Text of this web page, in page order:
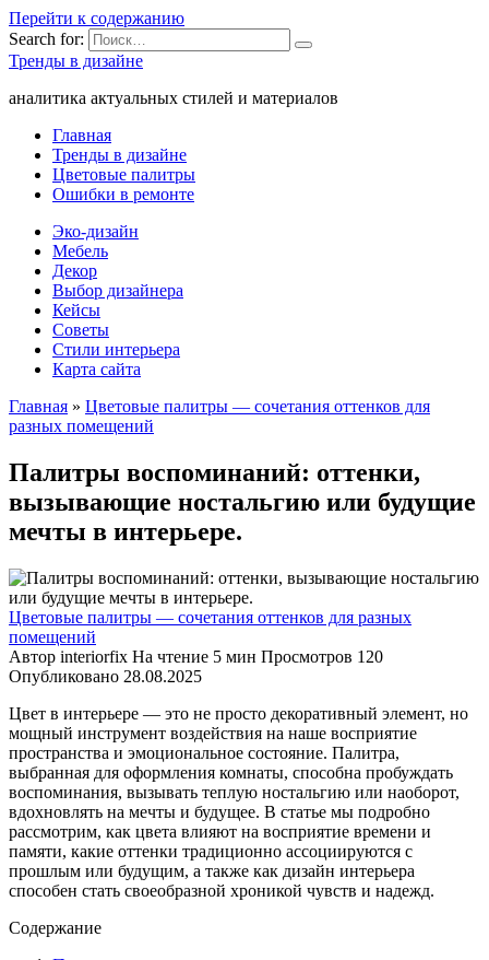
Перейти к содержанию
Search for:
Тренды в дизайне
аналитика актуальных стилей и материалов
Главная
Тренды в дизайне
Цветовые палитры
Ошибки в ремонте
Эко-дизайн
Мебель
Декор
Выбор дизайнера
Кейсы
Советы
Стили интерьера
Карта сайта
Главная » Цветовые палитры — сочетания оттенков для
разных помещений
Палитры воспоминаний: оттенки,
вызывающие ностальгию или будущие
мечты в интерьере.
Цветовые палитры — сочетания оттенков для разных
помещений
Автор interiorfix На чтение 5 мин Просмотров 120
Опубликовано 28.08.2025
Цвет в интерьере — это не просто декоративный элемент, но
мощный инструмент воздействия на наше восприятие
пространства и эмоциональное состояние. Палитра,
выбранная для оформления комнаты, способна пробуждать
воспоминания, вызывать теплую ностальгию или наоборот,
вдохновлять на мечты и будущее. В статье мы подробно
рассмотрим, как цвета влияют на восприятие времени и
памяти, какие оттенки традиционно ассоциируются с
прошлым или будущим, а также как дизайн интерьера
способен стать своеобразной хроникой чувств и надежд.
Содержание